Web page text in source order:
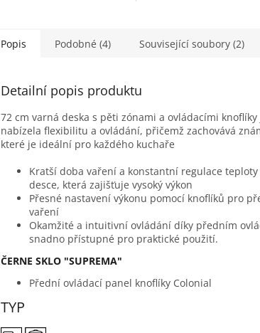
Popis Podobné (4) Související soubory (2)
Detailní popis produktu
72 cm varná deska s pěti zónami a ovládacími
nabízela flexibilitu a ovládání, přičemž zachovává
které je ideální pro každého kuchaře
Kratší doba vaření a konstantní regulace
desce, která zajišťuje vysoký výkon
Přesné nastavení výkonu pomocí knoflíků pro
vaření
Okamžité a intuitivní ovládání díky předním
snadno přístupné pro praktické použití.
ČERNE SKLO "SUPREMA"
Přední ovládací panel knoflíky Colonial
TYP